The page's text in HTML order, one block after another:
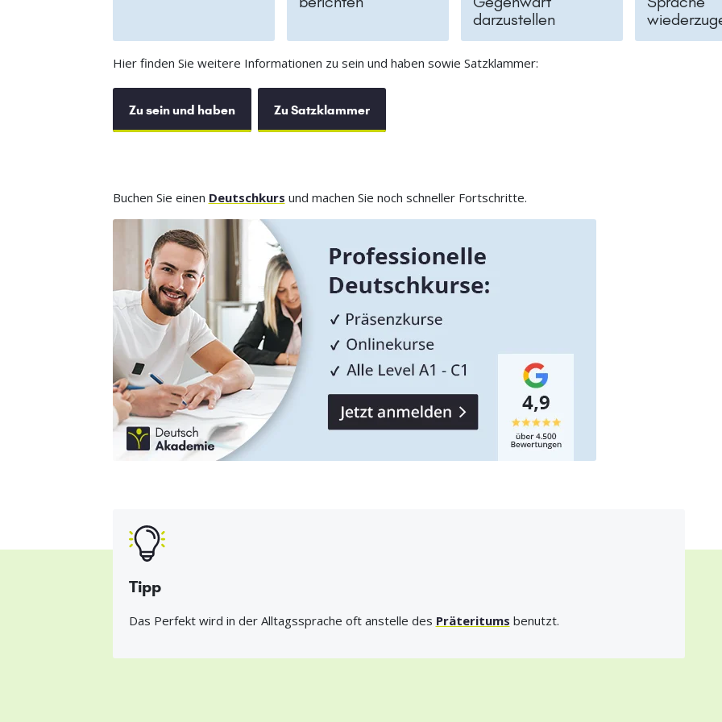
darzustellen
Hier finden Sie weitere Informationen zu sein und haben sowie Satzklammer:
Zu sein und haben Zu Satzklammer
Buchen Sie einen Deutschkurs und machen Sie noch schneller Fortschritte.
Tipp
Das Perfekt wird in der Alltagssprache oft anstelle des Präteritums benutzt.